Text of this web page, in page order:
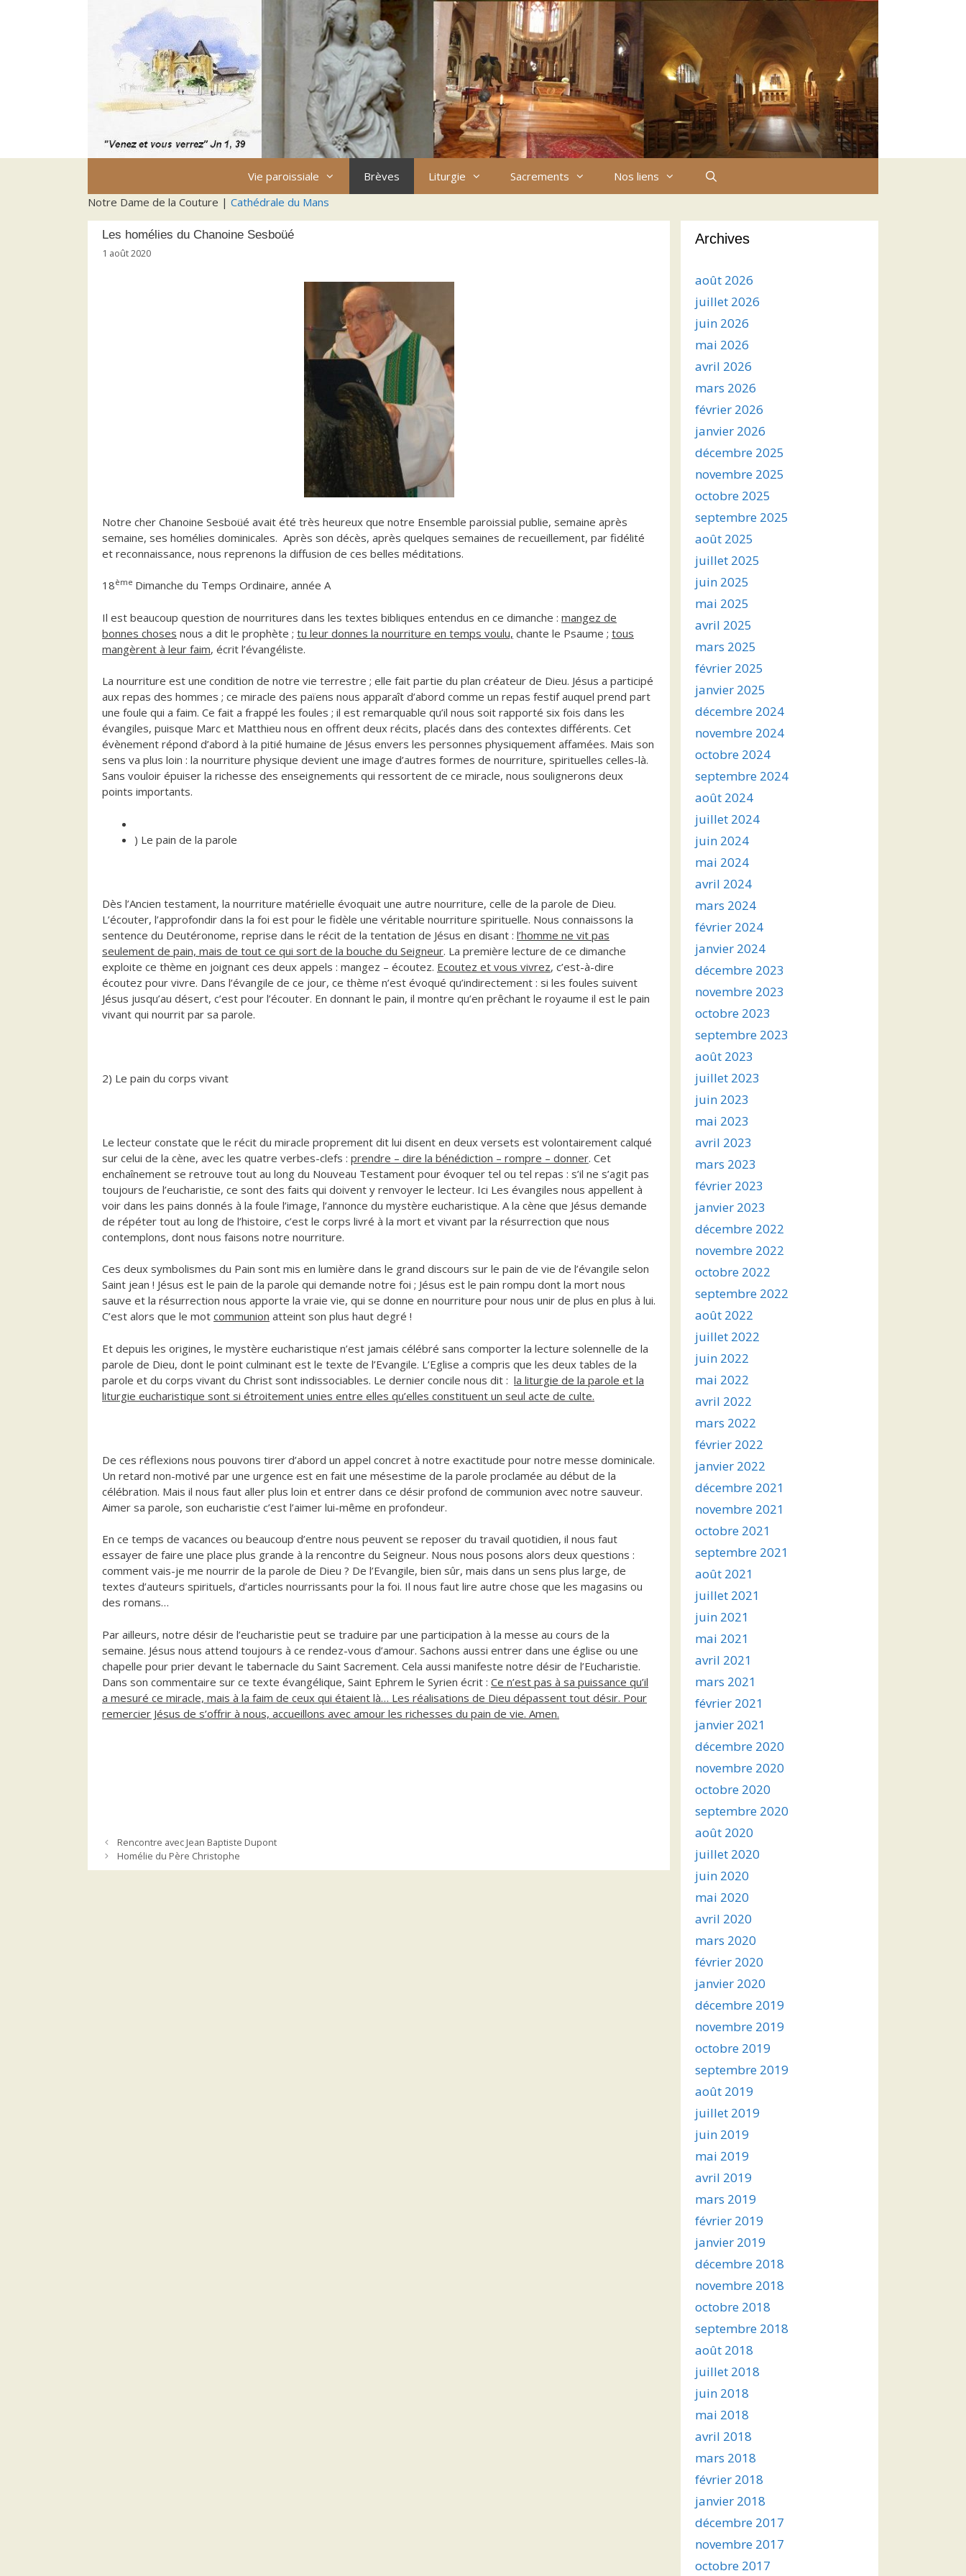
Vie paroissiale Brèves Liturgie Sacrements
Nos liens
Notre Dame de la Couture | Cathédrale du Mans
Les homélies du Chanoine Sesboüé
1 août 2020
Notre cher Chanoine Sesboüé avait été très heureux que notre Ensemble paroissial publie, semaine après
semaine, ses homélies dominicales. Après son décès, après quelques semaines de recueillement, par fidélité
et reconnaissance, nous reprenons la diffusion de ces belles méditations.
18ème Dimanche du Temps Ordinaire, année A
Il est beaucoup question de nourritures dans les textes bibliques entendus en ce dimanche : mangez de
bonnes choses nous a dit le prophète ; tu leur donnes la nourriture en temps voulu, chante le Psaume ; tous
mangèrent à leur faim, écrit l’évangéliste.
La nourriture est une condition de notre vie terrestre ; elle fait partie du plan créateur de Dieu. Jésus a participé
aux repas des hommes ; ce miracle des païens nous apparaît d’abord comme un repas festif auquel prend part
une foule qui a faim. Ce fait a frappé les foules ; il est remarquable qu’il nous soit rapporté six fois dans les
évangiles, puisque Marc et Matthieu nous en offrent deux récits, placés dans des contextes différents. Cet
évènement répond d’abord à la pitié humaine de Jésus envers les personnes physiquement affamées. Mais son
sens va plus loin : la nourriture physique devient une image d’autres formes de nourriture, spirituelles celles-là.
Sans vouloir épuiser la richesse des enseignements qui ressortent de ce miracle, nous soulignerons deux
points importants.
) Le pain de la parole
Dès l’Ancien testament, la nourriture matérielle évoquait une autre nourriture, celle de la parole de Dieu.
L’écouter, l’approfondir dans la foi est pour le fidèle une véritable nourriture spirituelle. Nous connaissons la
sentence du Deutéronome, reprise dans le récit de la tentation de Jésus en disant : l’homme ne vit pas
seulement de pain, mais de tout ce qui sort de la bouche du Seigneur. La première lecture de ce dimanche
exploite ce thème en joignant ces deux appels : mangez – écoutez. Ecoutez et vous vivrez, c’est-à-dire
écoutez pour vivre. Dans l’évangile de ce jour, ce thème n’est évoqué qu’indirectement : si les foules suivent
Jésus jusqu’au désert, c’est pour l’écouter. En donnant le pain, il montre qu’en prêchant le royaume il est le pain
vivant qui nourrit par sa parole.
2) Le pain du corps vivant
Le lecteur constate que le récit du miracle proprement dit lui disent en deux versets est volontairement calqué
sur celui de la cène, avec les quatre verbes-clefs : prendre – dire la bénédiction – rompre – donner. Cet
enchaînement se retrouve tout au long du Nouveau Testament pour évoquer tel ou tel repas : s’il ne s’agit pas
toujours de l’eucharistie, ce sont des faits qui doivent y renvoyer le lecteur. Ici Les évangiles nous appellent à
voir dans les pains donnés à la foule l’image, l’annonce du mystère eucharistique. A la cène que Jésus demande
de répéter tout au long de l’histoire, c’est le corps livré à la mort et vivant par la résurrection que nous
contemplons, dont nous faisons notre nourriture.
Ces deux symbolismes du Pain sont mis en lumière dans le grand discours sur le pain de vie de l’évangile selon
Saint jean ! Jésus est le pain de la parole qui demande notre foi ; Jésus est le pain rompu dont la mort nous
sauve et la résurrection nous apporte la vraie vie, qui se donne en nourriture pour nous unir de plus en plus à lui.
C’est alors que le mot communion atteint son plus haut degré !
Et depuis les origines, le mystère eucharistique n’est jamais célébré sans comporter la lecture solennelle de la
parole de Dieu, dont le point culminant est le texte de l’Evangile. L’Eglise a compris que les deux tables de la
parole et du corps vivant du Christ sont indissociables. Le dernier concile nous dit : la liturgie de la parole et la
liturgie eucharistique sont si étroitement unies entre elles qu’elles constituent un seul acte de culte.
De ces réflexions nous pouvons tirer d’abord un appel concret à notre exactitude pour notre messe dominicale.
Un retard non-motivé par une urgence est en fait une mésestime de la parole proclamée au début de la
célébration. Mais il nous faut aller plus loin et entrer dans ce désir profond de communion avec notre sauveur.
Aimer sa parole, son eucharistie c’est l’aimer lui-même en profondeur.
En ce temps de vacances ou beaucoup d’entre nous peuvent se reposer du travail quotidien, il nous faut
essayer de faire une place plus grande à la rencontre du Seigneur. Nous nous posons alors deux questions :
comment vais-je me nourrir de la parole de Dieu ? De l’Evangile, bien sûr, mais dans un sens plus large, de
textes d’auteurs spirituels, d’articles nourrissants pour la foi. Il nous faut lire autre chose que les magasins ou
des romans…
Par ailleurs, notre désir de l’eucharistie peut se traduire par une participation à la messe au cours de la
semaine. Jésus nous attend toujours à ce rendez-vous d’amour. Sachons aussi entrer dans une église ou une
chapelle pour prier devant le tabernacle du Saint Sacrement. Cela aussi manifeste notre désir de l’Eucharistie.
Dans son commentaire sur ce texte évangélique, Saint Ephrem le Syrien écrit : Ce n’est pas à sa puissance qu’il
a mesuré ce miracle, mais à la faim de ceux qui étaient là… Les réalisations de Dieu dépassent tout désir. Pour
remercier Jésus de s’offrir à nous, accueillons avec amour les richesses du pain de vie. Amen.
Rencontre avec Jean Baptiste Dupont
Homélie du Père Christophe
Archives
août 2026
juillet 2026
juin 2026
mai 2026
avril 2026
mars 2026
février 2026
janvier 2026
décembre 2025
novembre 2025
octobre 2025
septembre 2025
août 2025
juillet 2025
juin 2025
mai 2025
avril 2025
mars 2025
février 2025
janvier 2025
décembre 2024
novembre 2024
octobre 2024
septembre 2024
août 2024
juillet 2024
juin 2024
mai 2024
avril 2024
mars 2024
février 2024
janvier 2024
décembre 2023
novembre 2023
octobre 2023
septembre 2023
août 2023
juillet 2023
juin 2023
mai 2023
avril 2023
mars 2023
février 2023
janvier 2023
décembre 2022
novembre 2022
octobre 2022
septembre 2022
août 2022
juillet 2022
juin 2022
mai 2022
avril 2022
mars 2022
février 2022
janvier 2022
décembre 2021
novembre 2021
octobre 2021
septembre 2021
août 2021
juillet 2021
juin 2021
mai 2021
avril 2021
mars 2021
février 2021
janvier 2021
décembre 2020
novembre 2020
octobre 2020
septembre 2020
août 2020
juillet 2020
juin 2020
mai 2020
avril 2020
mars 2020
février 2020
janvier 2020
décembre 2019
novembre 2019
octobre 2019
septembre 2019
août 2019
juillet 2019
juin 2019
mai 2019
avril 2019
mars 2019
février 2019
janvier 2019
décembre 2018
novembre 2018
octobre 2018
septembre 2018
août 2018
juillet 2018
juin 2018
mai 2018
avril 2018
mars 2018
février 2018
janvier 2018
décembre 2017
novembre 2017
octobre 2017